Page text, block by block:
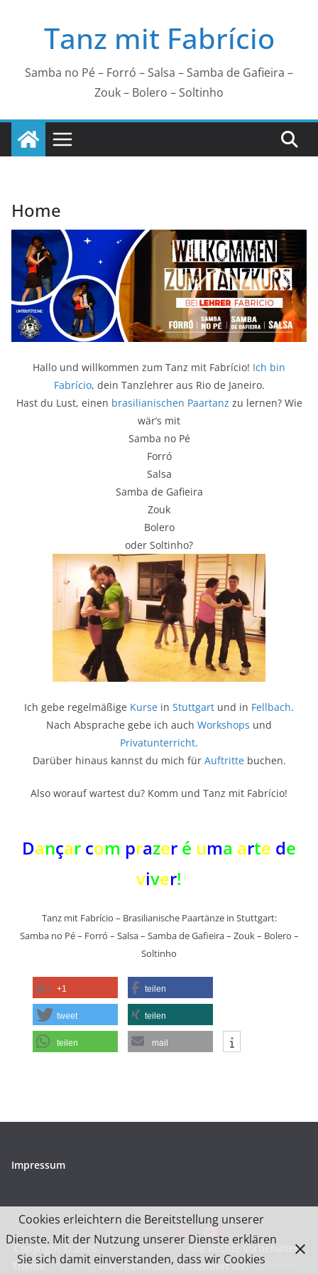
Tanz mit Fabrício
Samba no Pé – Forró – Salsa – Samba de Gafieira –
Zouk – Bolero – Soltinho
Home
Hallo und willkommen zum Tanz mit Fabrício! Ich bin
Fabrício, dein Tanzlehrer aus Rio de Janeiro.
Hast du Lust, einen brasilianischen Paartanz zu lernen? Wie
wär’s mit
Samba no Pé
Forró
Salsa
Samba de Gafieira
Zouk
Bolero
oder Soltinho?
Ich gebe regelmäßige Kurse in Stuttgart und in Fellbach.
Nach Absprache gebe ich auch Workshops und
Privatunterricht.
Darüber hinaus kannst du mich für Auftrittebuchen.
Also worauf wartest du? Komm und Tanz mit Fabrício!
Dançar com prazer é uma arte de
viver!
Tanz mit Fabrício – Brasilianische Paartänze in Stuttgart:
Samba no Pé – Forró – Salsa – Samba de Gafieira – Zouk – Bolero –
Soltinho
+1 teilen
tweet teilen
teilen mail
Impressum
Tanz mit Fabrício
. Alle Rechte vorbehalten.
Theme:ColorMagvon ThemeGrill. Präsentiert vonWordPress
Cookies erleichtern die Bereitstellung unserer
Dienste. Mit der Nutzung unserer Dienste erklären
Sie sich damit einverstanden, dass wir Cookies